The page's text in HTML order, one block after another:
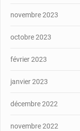
novembre 2023
octobre 2023
février 2023
janvier 2023
décembre 2022
novembre 2022